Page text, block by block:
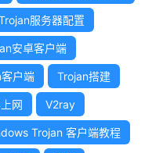
服务器配置
安卓客户端
户端 Trojan搭建
网 V2ray
Trojan 客户端教程